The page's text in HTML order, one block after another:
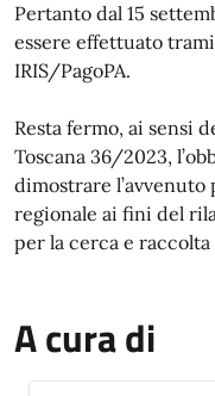
Pertanto dal 15
essere effettuato
IRIS/PagoPA.
Resta fermo, ai sensi
Toscana 36/2023,
dimostrare l’avvenuto
regionale ai fini del
per la cerca e
A cura di